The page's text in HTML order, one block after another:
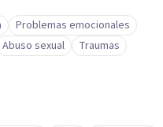
Problemas emocionales
Abuso sexual Traumas